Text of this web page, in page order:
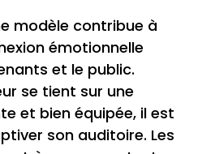
modèle contribue à
émotionnelle
et le public.
se tient sur une
et bien équipée, il est
son auditoire. Les